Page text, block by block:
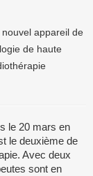
appareil de
de haute
le 20 mars en
le deuxième de
Avec deux
sont en